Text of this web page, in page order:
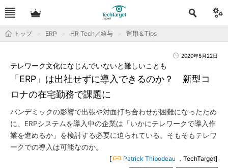
トップ ERP HR Tech／給与 運用＆Tips
2020年5月22日
「ERP」は出社せずに導入できるのか？ 新型コ
ロナの在宅勤務で課題に
テレワーク文化になじんでいないと難しいことも
パンデミックの影響で出張や対面打ち合わせが困難になったため
に、ERPシステムを導入中の企業は「いかにテレワークで導入作
業を進めるか」を検討する必要に迫られている。そもそもテレワ
ークでの導入は可能なのか。
[ Patrick Thibodeau ，TechTarget]